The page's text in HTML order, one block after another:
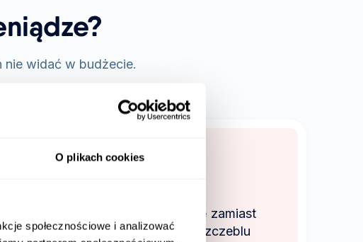
O plikach cookies
społecznościowe i analizować
widać w budżecie.
poświęcanych na administrację zamiast
i rozwój biznesu. Na każdym szczeblu